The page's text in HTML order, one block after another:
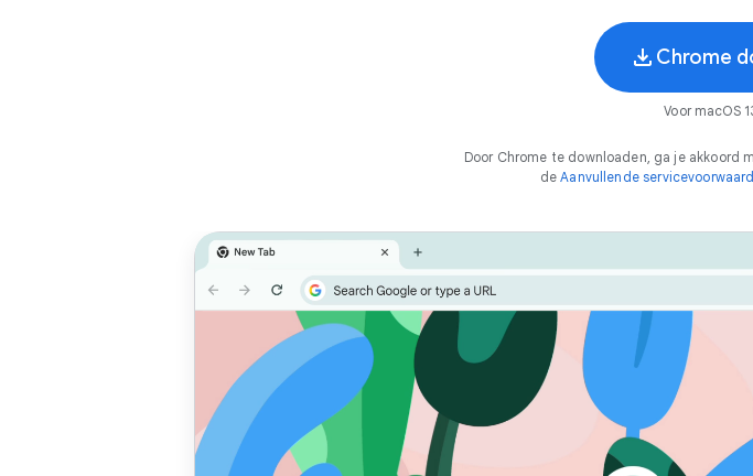
Chrome
Voor macOS
Door Chrome te downloaden, ga je akkoord
deAanvullende
De s ne
Geef prioriteit
aan prestaties
Chrome is ontworpen om
functionaliteit met functies
Geheugenbesparing.